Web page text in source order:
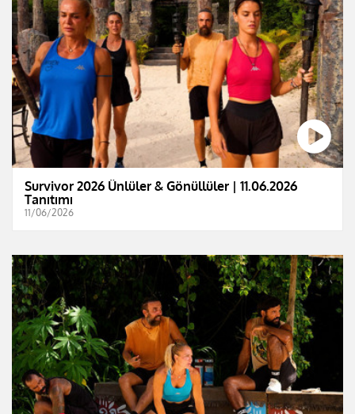
Survivor 2026 Ünlüler & Gönüllüler | 11.06.2026
Tanıtımı
11/06/2026